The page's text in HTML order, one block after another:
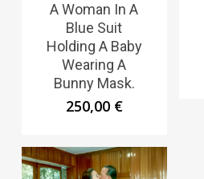
A Woman In A
Blue Suit
Holding A Baby
Wearing A
Bunny Mask.
250,00 €